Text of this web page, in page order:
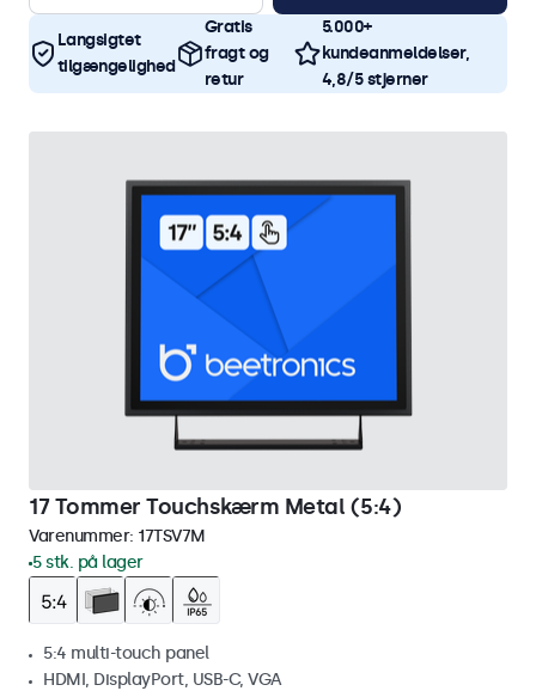
Langsigtet
tilgængelighed
Gratis
fragt og
retur
5.000+
kundeanmeldelser,
4,8/5 stjerner
17 Tommer Touchskærm Metal (5:4)
Varenummer: 17TSV7M
5 stk. på lager
5:4 multi-touch panel
HDMI, DisplayPort, USB-C, VGA